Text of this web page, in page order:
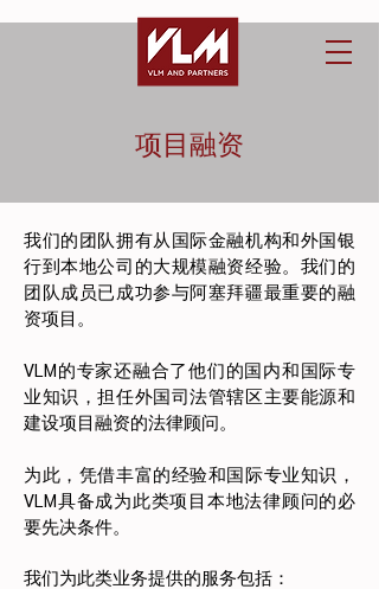
项目融资
我们的团队拥有从国际金融机构和外国银
行到本地公司的大规模融资经验。我们的
团队成员已成功参与阿塞拜疆最重要的融
资项目。
VLM的专家还融合了他们的国内和国际专
业知识，担任外国司法管辖区主要能源和
建设项目融资的法律顾问。
为此，凭借丰富的经验和国际专业知识，
VLM具备成为此类项目本地法律顾问的必
要先决条件。
我们为此类业务提供的服务包括：